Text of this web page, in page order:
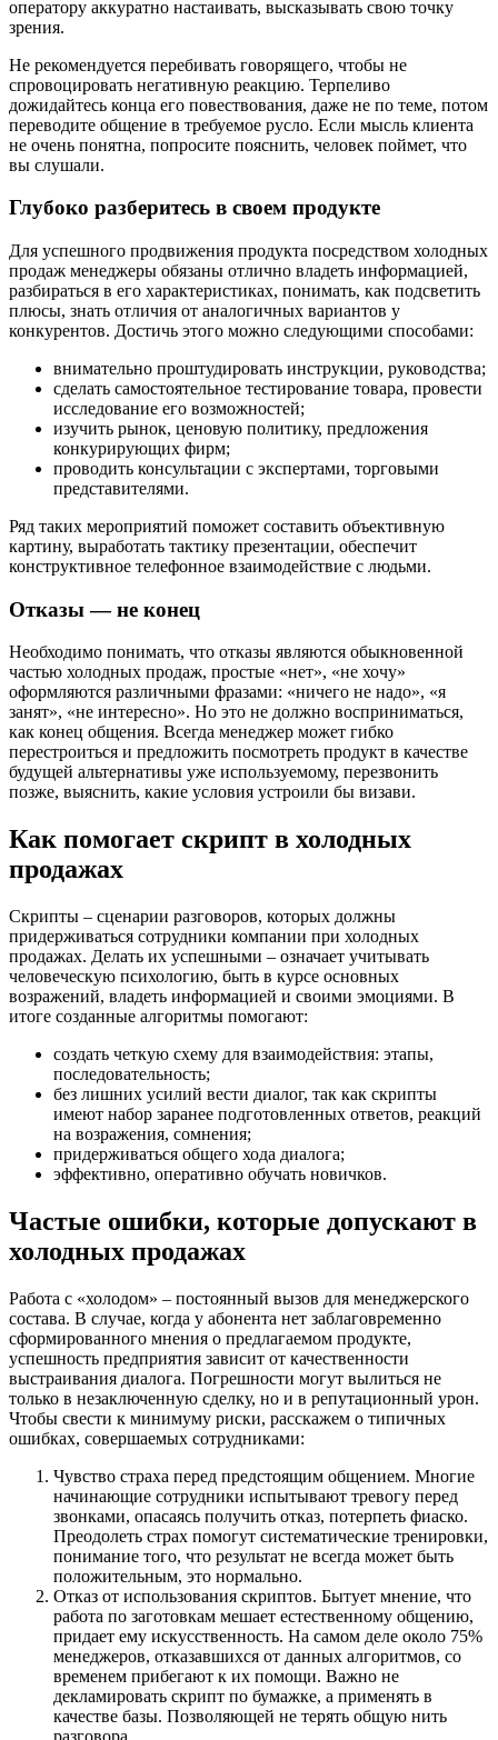
оператору аккуратно настаивать, высказывать свою точку
зрения.
Не рекомендуется перебивать говорящего, чтобы не
спровоцировать негативную реакцию. Терпеливо
дожидайтесь конца его повествования, даже не по теме, потом
переводите общение в требуемое русло. Если мысль клиента
не очень понятна, попросите пояснить, человек поймет, что
вы слушали.
Глубоко разберитесь в своем продукте
Для успешного продвижения продукта посредством холодных
продаж менеджеры обязаны отлично владеть информацией,
разбираться в его характеристиках, понимать, как подсветить
плюсы, знать отличия от аналогичных вариантов у
конкурентов. Достичь этого можно следующими способами:
внимательно проштудировать инструкции, руководства;
сделать самостоятельное тестирование товара, провести
исследование его возможностей;
изучить рынок, ценовую политику, предложения
конкурирующих фирм;
проводить консультации с экспертами, торговыми
представителями.
Ряд таких мероприятий поможет составить объективную
картину, выработать тактику презентации, обеспечит
конструктивное телефонное взаимодействие с людьми.
Отказы — не конец
Необходимо понимать, что отказы являются обыкновенной
частью холодных продаж, простые «нет», «не хочу»
оформляются различными фразами: «ничего не надо», «я
занят», «не интересно». Но это не должно восприниматься,
как конец общения. Всегда менеджер может гибко
перестроиться и предложить посмотреть продукт в качестве
будущей альтернативы уже используемому, перезвонить
позже, выяснить, какие условия устроили бы визави.
Как помогает скрипт в холодных
продажах
Скрипты – сценарии разговоров, которых должны
придерживаться сотрудники компании при холодных
продажах. Делать их успешными – означает учитывать
человеческую психологию, быть в курсе основных
возражений, владеть информацией и своими эмоциями. В
итоге созданные алгоритмы помогают:
создать четкую схему для взаимодействия: этапы,
последовательность;
без лишних усилий вести диалог, так как скрипты
имеют набор заранее подготовленных ответов, реакций
на возражения, сомнения;
придерживаться общего хода диалога;
эффективно, оперативно обучать новичков.
Частые ошибки, которые допускают в
холодных продажах
Работа с «холодом» – постоянный вызов для менеджерского
состава. В случае, когда у абонента нет заблаговременно
сформированного мнения о предлагаемом продукте,
успешность предприятия зависит от качественности
выстраивания диалога. Погрешности могут вылиться не
только в незаключенную сделку, но и в репутационный урон.
Чтобы свести к минимуму риски, расскажем о типичных
ошибках, совершаемых сотрудниками:
Чувство страха перед предстоящим общением. Многие
начинающие сотрудники испытывают тревогу перед
звонками, опасаясь получить отказ, потерпеть фиаско.
Преодолеть страх помогут систематические тренировки,
понимание того, что результат не всегда может быть
положительным, это нормально.
Отказ от использования скриптов. Бытует мнение, что
работа по заготовкам мешает естественному общению,
придает ему искусственность. На самом деле около 75%
менеджеров, отказавшихся от данных алгоритмов, со
временем прибегают к их помощи. Важно не
декламировать скрипт по бумажке, а применять в
качестве базы. Позволяющей не терять общую нить
разговора.